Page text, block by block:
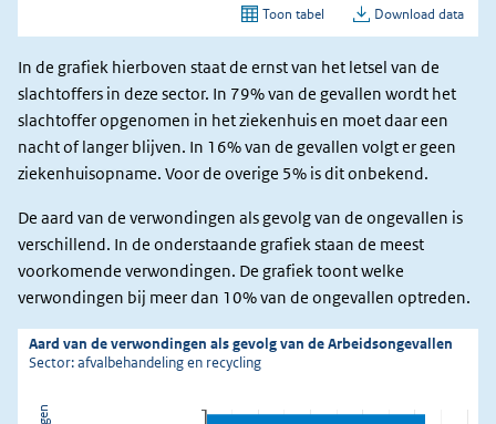
In de grafiek hierboven staat de ernst van het letsel van de
slachtoffers in deze sector. In 79% van de gevallen wordt het
slachtoffer opgenomen in het ziekenhuis en moet daar een
nacht of langer blijven. In 16% van de gevallen volgt er geen
ziekenhuisopname. Voor de overige 5% is dit onbekend.
De aard van de verwondingen als gevolg van de ongevallen is
verschillend. In de onderstaande grafiek staan de meest
voorkomende verwondingen. De grafiek toont welke
verwondingen bij meer dan 10% van de ongevallen optreden.